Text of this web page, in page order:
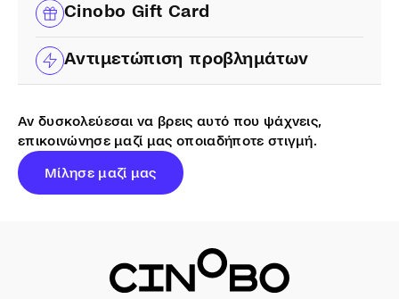
Cinobo Gift Card
Αντιμετώπιση προβλημάτων
Αν δυσκολεύεσαι να βρεις αυτό που ψάχνεις,
επικοινώνησε μαζί μας οποιαδήποτε στιγμή.
Μίλησε μαζί μας